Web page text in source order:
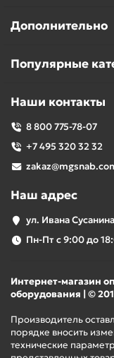
Дополнительно
Популярные
Наши контакты
8 800 775-78-07
+7 495 320 32 32
Наш адрес
ул. Ивана
Пн-Пт с 9:00 до
Интернет-магазин
оборудования | ©
Производитель
порядке вносить
технические